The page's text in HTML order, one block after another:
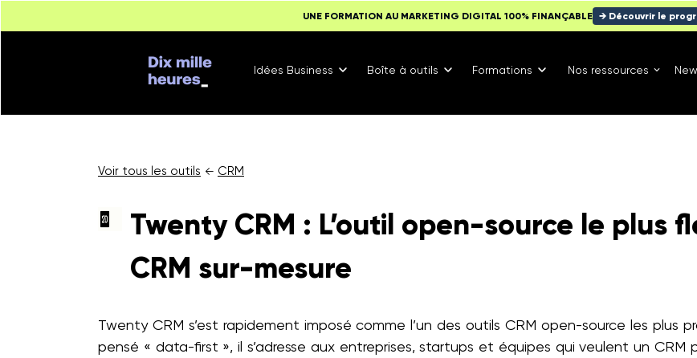
UNE FORMATION AU MARKETING DIGITAL 100% FINANÇABLE → Découvrir le
Idées Business Boîte à outils Formations Nos ressources
Voir tous les outils ← CRM
Twenty CRM : L’outil open-source le plus
CRM sur-mesure
Twenty CRM s’est rapidement imposé comme l’un des outils CRM open-source les plus
pensé « data-first », il s’adresse aux entreprises, startups et équipes qui veulent un CRM